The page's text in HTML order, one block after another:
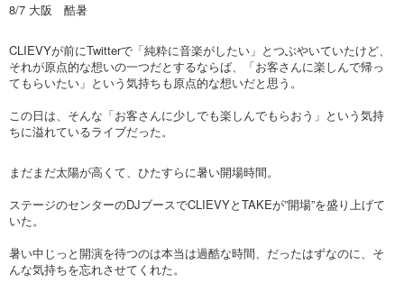
8/7 大阪 酷暑
CLIEVYが前にTwitterで「純粋に音楽がしたい」とつぶやいていたけど、
それが原点的な想いの一つだとするならば、「お客さんに楽しんで帰っ
てもらいたい」という気持ちも原点的な想いだと思う。
この日は、そんな「お客さんに少しでも楽しんでもらおう」という気持
ちに溢れているライブだった。
まだまだ太陽が高くて、ひたすらに暑い開場時間。
ステージのセンターのDJブースでCLIEVYとTAKEが”開場”を盛り上げて
いた。
暑い中じっと開演を待つのは本当は過酷な時間、だったはずなのに、そ
んな気持ちを忘れさせてくれた。